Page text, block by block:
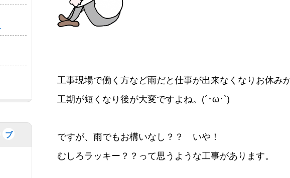
工事現場で働く方など雨だと仕事が出来なくなりお休み
工期が短くなり後が大変ですよね。(´･ω･`)
ですが、雨でもお構いなし？？ いや！
むしろラッキー？？って思うような工事があります。
ブ